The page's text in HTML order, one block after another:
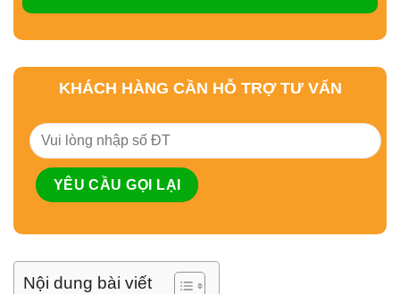
KHÁCH HÀNG CẦN HỖ TRỢ TƯ VẤN
Nội dung bài viết